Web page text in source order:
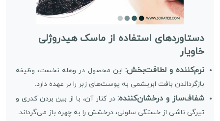
دستاوردهای استفاده از ماسک هیدروژلی
خاویار
نرم‌کننده و لطافت‌بخش: این محصول در وهله نخست، وظیفه
بازگرداندن بافت ابریشمی به پوست‌های زبر را بر عهده دارد.
شفاف‌ساز و درخشان‌کننده:در کنار آن، با از بین بردن کدری و
تیرگی ناشی از خستگی سلولی، درخشش را به چهره باز می‌گرداند.